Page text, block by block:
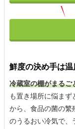
鮮度の決め手は温
冷蔵室の棚がまるご
も置き場所に悩ま
から、食品の菌の繁
のうるおい冷気で、